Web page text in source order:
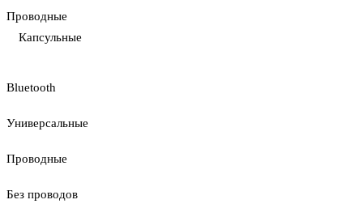
Проводные
Капсульные
Bluetooth
Универсальные
Проводные
Без проводов